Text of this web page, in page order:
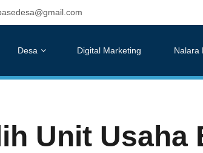
Desa Digital Marketing Nalara
Unit Usaha